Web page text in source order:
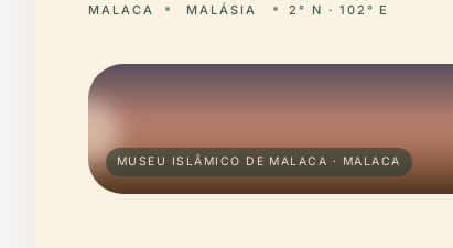
MALACA MALÁSIA 2° N · 102° E
MUSEU ISLÂMICO DE MALACA · MALACA